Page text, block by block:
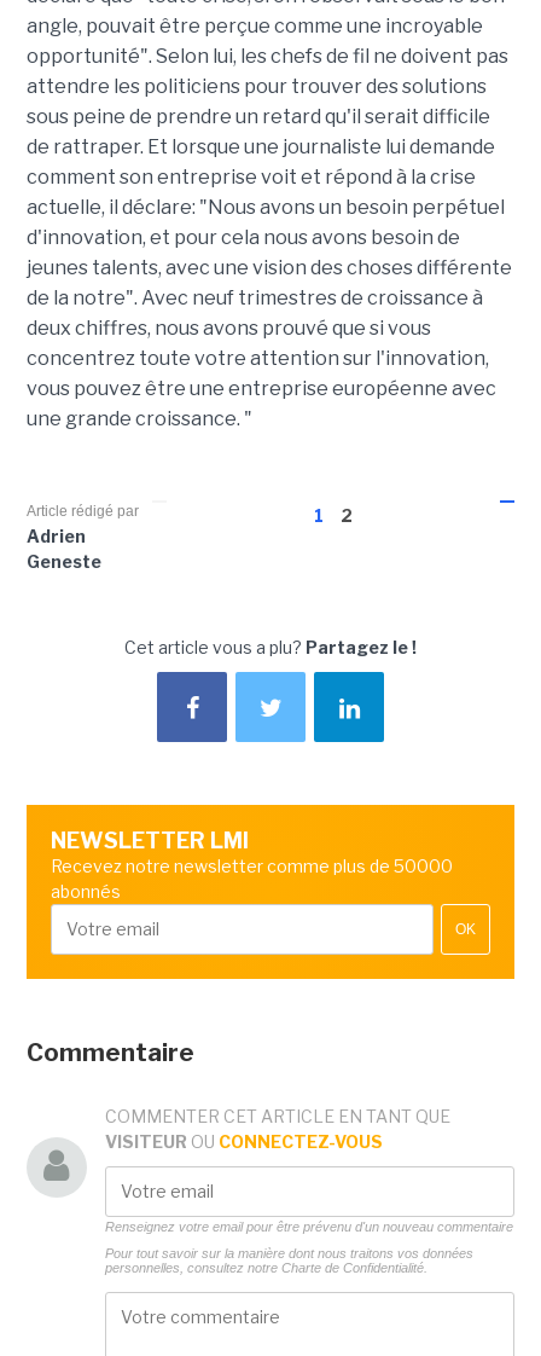
angle, pouvait être perçue comme une incroyable
opportunité". Selon lui, les chefs de fil ne doivent pas
attendre les politiciens pour trouver des solutions
sous peine de prendre un retard qu'il serait difficile
de rattraper. Et lorsque une journaliste lui demande
comment son entreprise voit et répond à la crise
actuelle, il déclare: "Nous avons un besoin perpétuel
d'innovation, et pour cela nous avons besoin de
jeunes talents, avec une vision des choses différente
de la notre". Avec neuf trimestres de croissance à
deux chiffres, nous avons prouvé que si vous
concentrez toute votre attention sur l'innovation,
vous pouvez être une entreprise européenne avec
une grande croissance. "
1 2
Article rédigé par
Adrien
Geneste
Cet article vous a plu? Partagez le !
NEWSLETTER LMI
Recevez notre newsletter comme plus de 50000
abonnés
OK
Commentaire
COMMENTER CET ARTICLE EN TANT QUE
VISITEUR OU CONNECTEZ-VOUS
Renseignez votre email pour être prévenu d'un nouveau commentaire
Pour tout savoir sur la manière dont nous traitons vos données
personnelles, consultez notre Charte de Confidentialité.